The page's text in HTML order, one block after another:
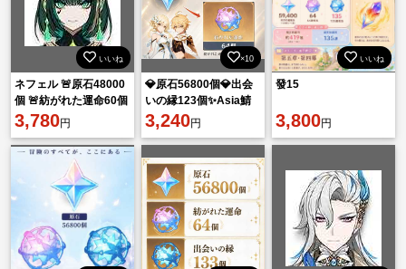
いいね
ネフェル 🚨原石48000
個 🚨紡がれた運命60個
🚨出会いの縁100個
3,780円
×10
💎原石56800個💎出会
いの縁123個✨Asia鯖
🔥即購入OK⚡
3,240円
いいね
發15
3,800円